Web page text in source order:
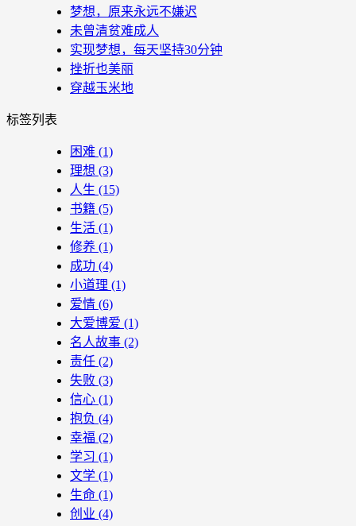
梦想，原来永远不嫌迟
未曾清贫难成人
实现梦想，每天坚持30分钟
挫折也美丽
穿越玉米地
标签列表
困难 (1)
理想 (3)
人生 (15)
书籍 (5)
生活 (1)
修养 (1)
成功 (4)
小道理 (1)
爱情 (6)
大爱博爱 (1)
名人故事 (2)
责任 (2)
失败 (3)
信心 (1)
抱负 (4)
幸福 (2)
学习 (1)
文学 (1)
生命 (1)
创业 (4)